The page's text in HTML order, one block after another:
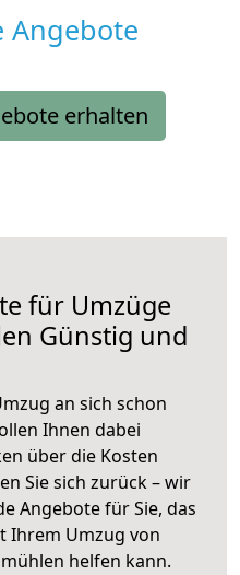
Angebote
erhalten
für Umzüge
Günstig und
an sich schon
Ihnen dabei
über die Kosten
Sie sich zurück – wir
Angebote für Sie, das
Ihrem Umzug von
helfen kann.